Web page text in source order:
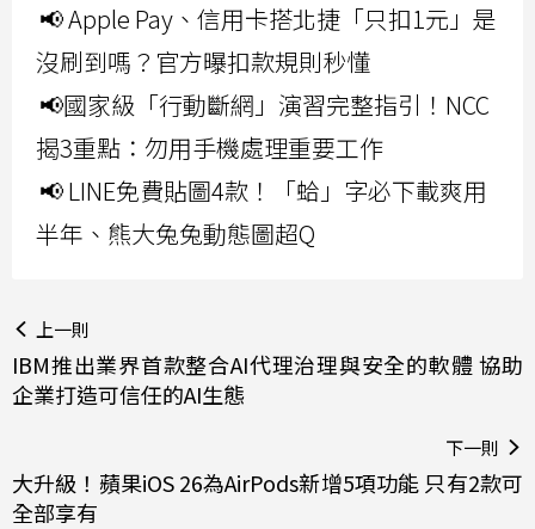
📢 Apple Pay、信用卡搭北捷「只扣1元」是
沒刷到嗎？官方曝扣款規則秒懂
📢國家級「行動斷網」演習完整指引！NCC
揭3重點：勿用手機處理重要工作
📢 LINE免費貼圖4款！「蛤」字必下載爽用
半年、熊大兔兔動態圖超Q
上一則
IBM推出業界首款整合AI代理治理與安全的軟體 協助
企業打造可信任的AI生態
下一則
大升級！蘋果iOS 26為AirPods新增5項功能 只有2款可
全部享有